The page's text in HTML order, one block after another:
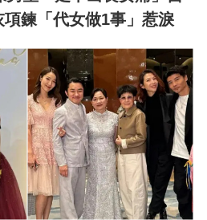
鍊「代女做1事」惹淚